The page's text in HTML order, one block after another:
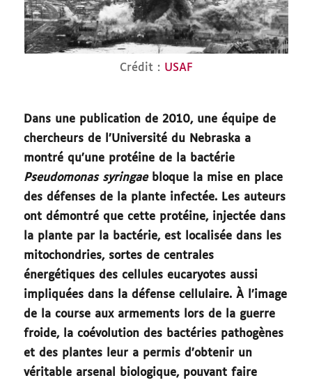
Crédit : USAF
Dans une publication de 2010, une équipe de
chercheurs de l’Université du Nebraska a
montré qu’une protéine de la bactérie
Pseudomonas syringaebloque la mise en place
des défenses de la plante infectée. Les auteurs
ont démontré que cette protéine, injectée dans
la plante par la bactérie, est localisée dans les
mitochondries, sortes de centrales
énergétiques des cellules eucaryotes aussi
impliquées dans la défense cellulaire. À l’image
de la course aux armements lors de la guerre
froide, la coévolution des bactéries pathogènes
et des plantes leur a permis d’obtenir un
véritable arsenal biologique, pouvant faire